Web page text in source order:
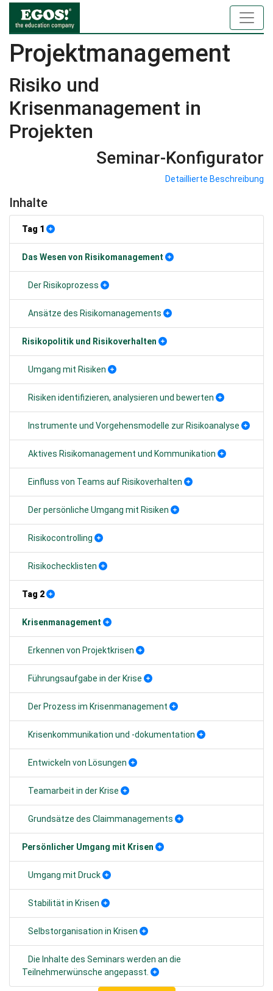
Projektmanagement
Risiko und
Krisenmanagement in
Projekten
Seminar-Konfigurator
Detaillierte Beschreibung
Inhalte
Tag 1
Das Wesen von Risikomanagement
Der Risikoprozess
Ansätze des Risikomanagements
Risikopolitik und Risikoverhalten
Umgang mit Risiken
Risiken identifizieren, analysieren und bewerten
Instrumente und Vorgehensmodelle zur Risikoanalyse
Aktives Risikomanagement und Kommunikation
Einfluss von Teams auf Risikoverhalten
Der persönliche Umgang mit Risiken
Risikocontrolling
Risikochecklisten
Tag 2
Krisenmanagement
Erkennen von Projektkrisen
Führungsaufgabe in der Krise
Der Prozess im Krisenmanagement
Krisenkommunikation und -dokumentation
Entwickeln von Lösungen
Teamarbeit in der Krise
Grundsätze des Claimmanagements
Persönlicher Umgang mit Krisen
Umgang mit Druck
Stabilität in Krisen
Selbstorganisation in Krisen
Die Inhalte des Seminars werden an die
Teilnehmerwünsche angepasst.